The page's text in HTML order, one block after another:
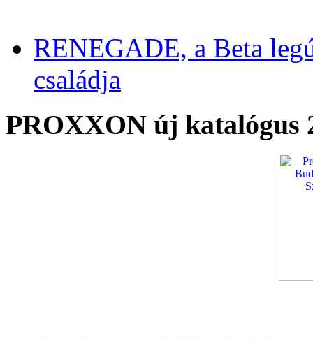
RENEGADE, a Beta
családja
PROXXON új katalógus